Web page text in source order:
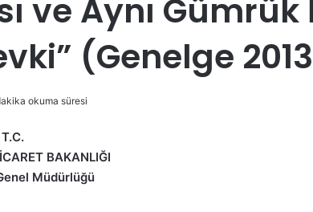
ve Aynı
(Genelge
okuma süresi
T.C.
BAKANLIĞI
Müdürlüğü